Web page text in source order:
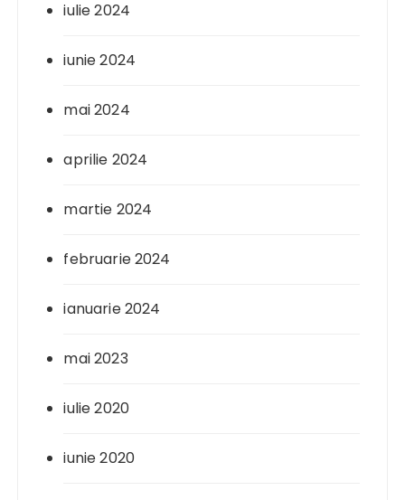
iulie 2024
iunie 2024
mai 2024
aprilie 2024
martie 2024
februarie 2024
ianuarie 2024
mai 2023
iulie 2020
iunie 2020